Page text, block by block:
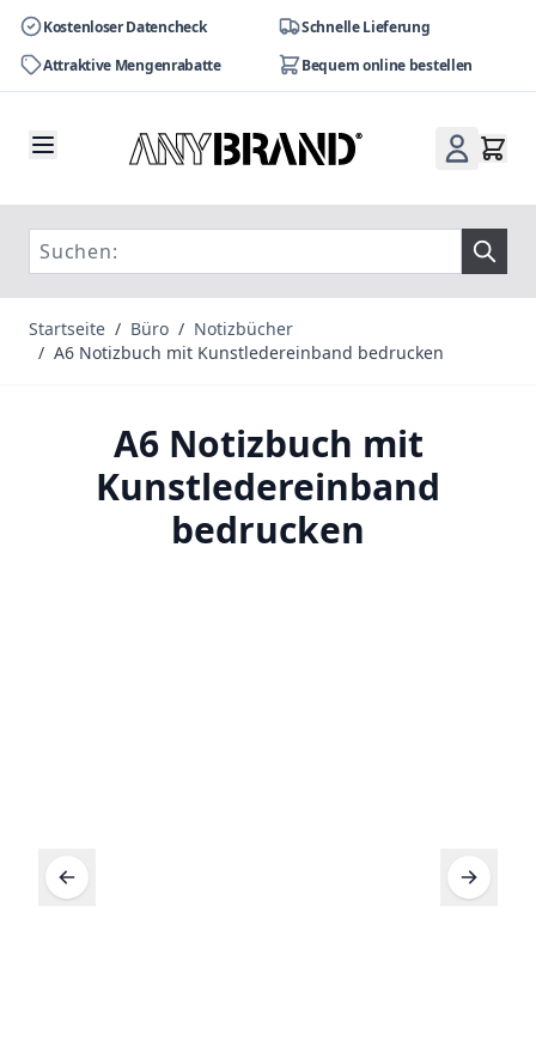
Kostenloser Datencheck
Schnelle Lieferung
Attraktive Mengenrabatte
Bequem online bestellen
Startseite / Büro / Notizbücher
/ A6 Notizbuch mit Kunstledereinband bedrucken
A6 Notizbuch mit
Kunstledereinband
bedrucken